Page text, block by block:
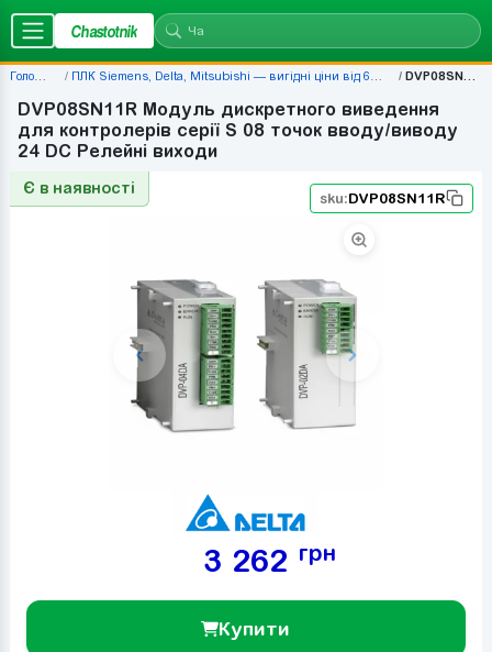
Chastotnik
Головна ПЛК Siemens, Delta, Mitsubishi — вигідні ціни від 677 грн DVP08SN11R
DVP08SN11R Модуль дискретного виведення
для контролерів серії S 08 точок вводу/виводу
24 DC Релейні виходи
Є в наявності
sku:DVP08SN11R
3 262 грн
Купити